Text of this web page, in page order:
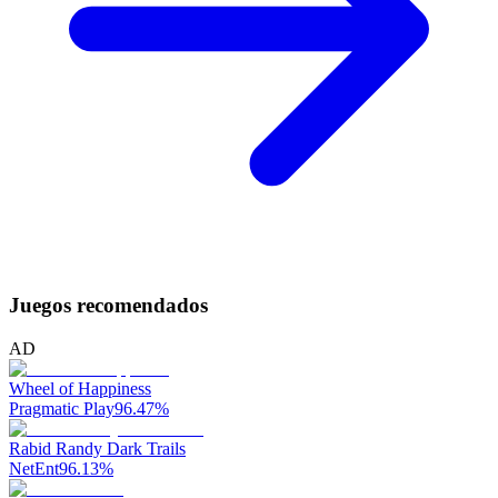
Juegos recomendados
AD
Wheel of Happiness
Pragmatic Play96.47%
Rabid Randy Dark Trails
NetEnt96.13%